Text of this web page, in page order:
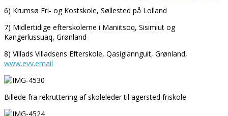
6) Krumsø Fri- og Kostskole, Søllested på Lolland
7) Midlertidige efterskolerne i Maniitsoq, Sisimiut og
Kangerlussuaq, Grønland
8) Villads Villadsens Efterskole, Qasigiannguit, Grønland,
www.evv.email
Billede fra rekruttering af skoleleder til agersted friskole